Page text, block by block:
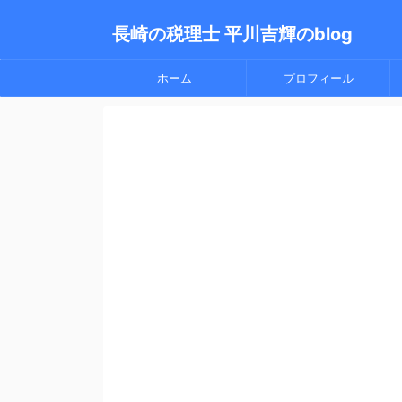
長崎の税理士 平川吉輝のblog
ホーム プロフィール